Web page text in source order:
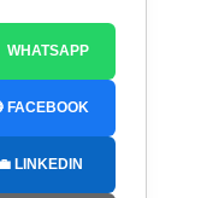
WHATSAPP
FACEBOOK
LINKEDIN